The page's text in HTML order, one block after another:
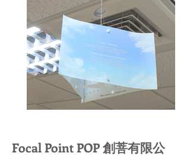
Focal Point POP 創菩有限公